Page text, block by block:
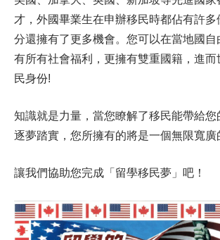
才，外國畢業生在申辦移民時都佔有許多
分還擁有了更多機會。您可以在當地國
有所有社會福利，更擁有雙重國籍，進而
民身份!
知識就是力量，當您瞭解了移民能帶給您
逐夢踏實，您所擁有的將是一個無限寬廣
讓我們協助您完成「留學移民夢」吧！